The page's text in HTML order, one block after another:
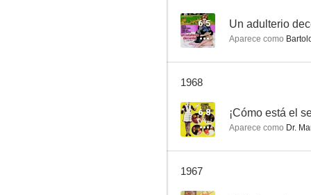
6.5 Un adulterio
Aparece como
1968
6.8 ¡Cómo está el
Aparece como Dr.
1967